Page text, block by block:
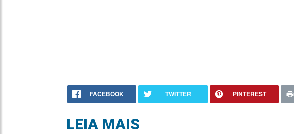
FACEBOOK TWITTER PINTEREST
LEIA MAIS